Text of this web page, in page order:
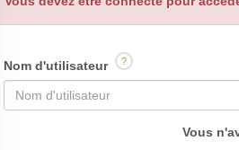
Nom d'utilisateur ?
Vous